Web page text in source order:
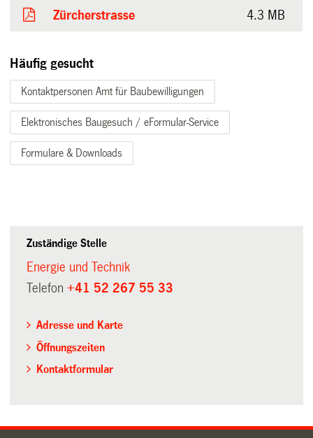
Zürcherstrasse 4.3 MB
Häufig gesucht
Kontaktpersonen Amt für Baubewilligungen
Elektronisches Baugesuch / eFormular-Service
Formulare & Downloads
Zuständige Stelle
Energie und Technik
Telefon+41 52 267 55 33
Adresse und Karte
Öffnungszeiten
Kontaktformular